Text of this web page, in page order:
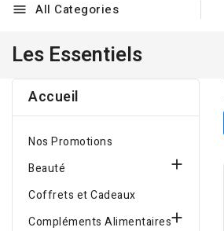
menu All Categories
Les Essentiels
Accueil
Nos Promotions
Beauté

Coffrets et Cadeaux
Compléments Alimentaires